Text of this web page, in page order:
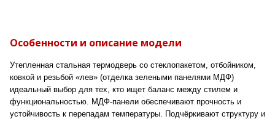
Особенности и описание модели
Утепленная стальная термодверь со стеклопакетом, отбойником,
ковкой и резьбой «лев» (отделка зелеными панелями МДФ)
идеальный выбор для тех, кто ищет баланс между стилем и
функциональностью. МДФ-панели обеспечивают прочность и
устойчивость к перепадам температуры. Подчёркивают структуру и